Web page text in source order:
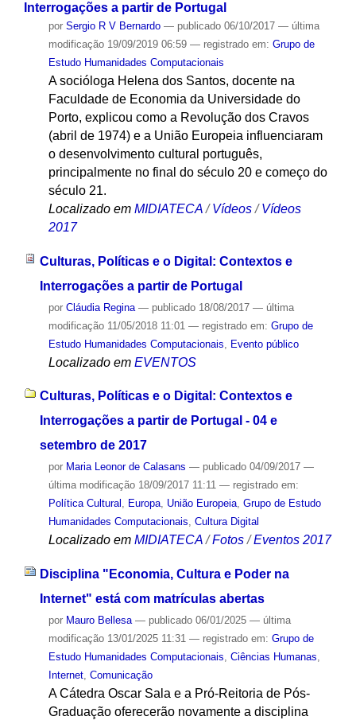
Interrogações a partir de Portugal
por Sergio R V Bernardo — publicado06/10/2017 — última
modificação19/09/2019 06:59 — registrado em: Grupo de
Estudo Humanidades Computacionais
A socióloga Helena dos Santos, docente na
Faculdade de Economia da Universidade do
Porto, explicou como a Revolução dos Cravos
(abril de 1974) e a União Europeia influenciaram
o desenvolvimento cultural português,
principalmente no final do século 20 e começo do
século 21.
Localizado em MIDIATECA /Vídeos /Vídeos
2017
Culturas, Políticas e o Digital: Contextos e
Interrogações a partir de Portugal
por Cláudia Regina — publicado18/08/2017 — última
modificação11/05/2018 11:01 — registrado em: Grupo de
Estudo Humanidades Computacionais
Evento público
Localizado em EVENTOS
Culturas, Políticas e o Digital: Contextos e
Interrogações a partir de Portugal - 04 e
setembro de 2017
por Maria Leonor de Calasans — publicado04/09/2017 —
última modificação18/09/2017 11:11 — registrado em:
Política Cultural , Europa, União Europeia, Grupo de Estudo
Humanidades Computacionais, Cultura Digital
Localizado em MIDIATECA /Fotos /Eventos 2017
Disciplina "Economia, Cultura e Poder na
Internet" está com matrículas abertas
por Mauro Bellesa — publicado06/01/2025 — última
modificação13/01/2025 11:31 — registrado em: Grupo de
Estudo Humanidades Computacionais, Ciências Humanas,
Internet, Comunicação
A Cátedra Oscar Sala e a Pró-Reitoria de Pós-
Graduação oferecerão novamente a disciplina